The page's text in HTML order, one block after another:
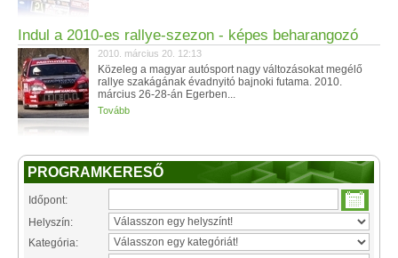
Indul a 2010-es rallye-szezon - képes beharangozó
2010. március 20. 12:13
Közeleg a magyar autósport nagy változásokat megélő
rallye szakágának évadnyitó bajnoki futama. 2010.
március 26-28-án Egerben...
Tovább
PROGRAMKERESŐ
Időpont:
Helyszín:
Kategória: